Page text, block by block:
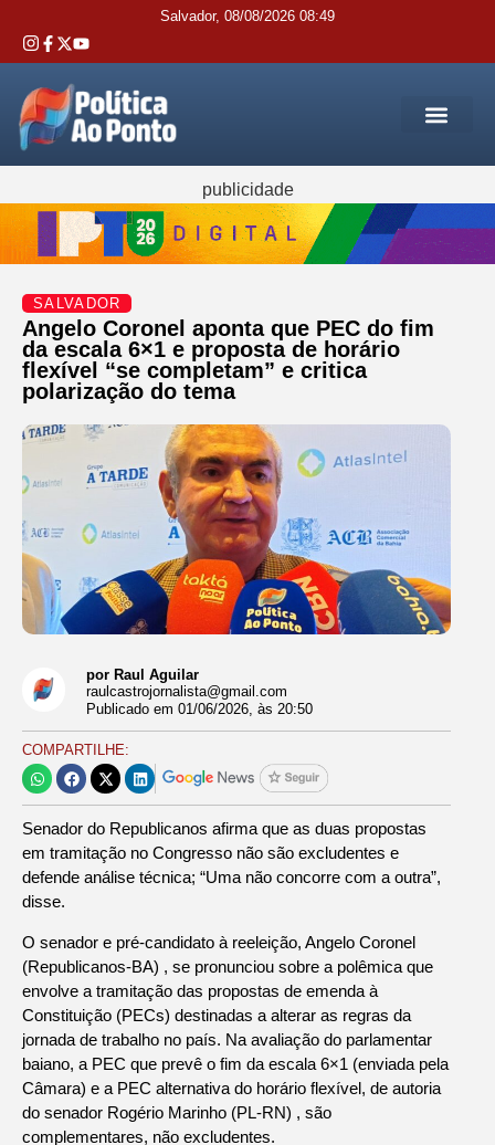
Salvador, 08/08/2026 08:49
publicidade
SALVADOR
Angelo Coronel aponta que PEC do fim
da escala 6×1 e proposta de horário
flexível “se completam” e critica
polarização do tema
por Raul Aguilar
raulcastrojornalista@gmail.com
Publicado em 01/06/2026, às 20:50
COMPARTILHE:
Senador do Republicanos afirma que as duas propostas
em tramitação no Congresso não são excludentes e
defende análise técnica; “Uma não concorre com a outra”,
disse.
O senador e pré-candidato à reeleição, Angelo Coronel
(Republicanos-BA) , se pronunciou sobre a polêmica que
envolve a tramitação das propostas de emenda à
Constituição (PECs) destinadas a alterar as regras da
jornada de trabalho no país. Na avaliação do parlamentar
baiano, a PEC que prevê o fim da escala 6×1 (enviada pela
Câmara) e a PEC alternativa do horário flexível, de autoria
do senador Rogério Marinho (PL-RN) , são
complementares, não excludentes.